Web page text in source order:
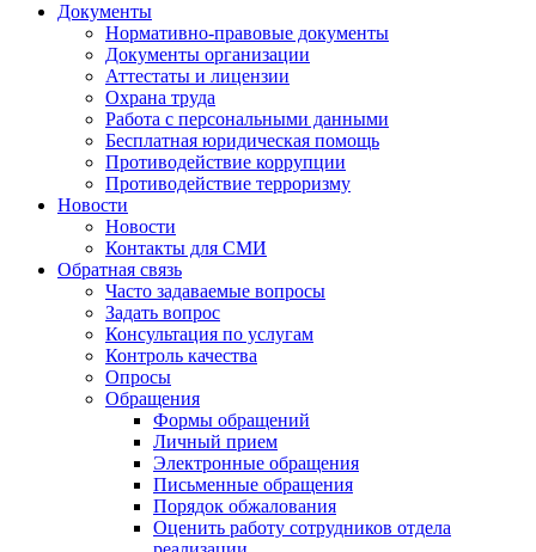
Документы
Нормативно-правовые документы
Документы организации
Аттестаты и лицензии
Охрана труда
Работа с персональными данными
Бесплатная юридическая помощь
Противодействие коррупции
Противодействие терроризму
Новости
Новости
Контакты для СМИ
Обратная связь
Часто задаваемые вопросы
Задать вопрос
Консультация по услугам
Контроль качества
Опросы
Обращения
Формы обращений
Личный прием
Электронные обращения
Письменные обращения
Порядок обжалования
Оценить работу сотрудников отдела